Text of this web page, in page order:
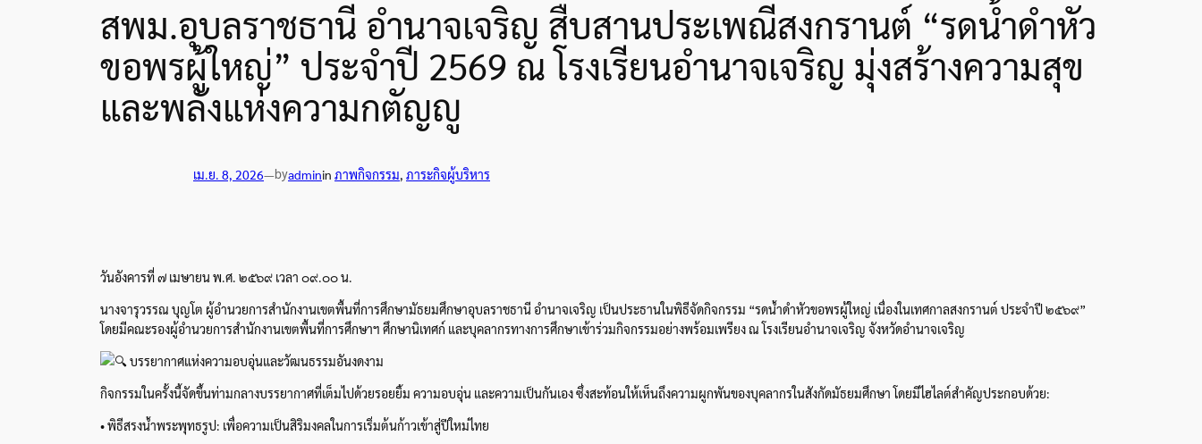
สพม.อุบลราชธานี อำนาจเจริญ สืบสานประเพณีสงกรานต์ “รดน้ำดำหัว
ขอพรผู้ใหญ่” ประจำปี 2569 ณ โรงเรียนอำนาจเจริญ มุ่งสร้างความสุข
และพลังแห่งความกตัญญู
เม.ย. 8, 2026—byadminin ภาพกิจกรรม, ภาระกิจผู้บริหาร
วันอังคารที่ ๗ เมษายน พ.ศ. ๒๕๖๙ เวลา ๐๙.๐๐ น.
นางจารุวรรณ บุญโต ผู้อำนวยการสำนักงานเขตพื้นที่การศึกษามัธยมศึกษาอุบลราชธานี อำนาจเจริญ เป็นประธานในพิธีจัดกิจกรรม “รดน้ำดำหัวขอพรผู้ใหญ่ เนื่องในเทศกาลสงกรานต์ ประจำปี ๒๕๖๙”
โดยมีคณะรองผู้อำนวยการสำนักงานเขตพื้นที่การศึกษาฯ ศึกษานิเทศก์ และบุคลากรทางการศึกษาเข้าร่วมกิจกรรมอย่างพร้อมเพรียง ณ โรงเรียนอำนาจเจริญ จังหวัดอำนาจเจริญ
บรรยากาศแห่งความอบอุ่นและวัฒนธรรมอันงดงาม
กิจกรรมในครั้งนี้จัดขึ้นท่ามกลางบรรยากาศที่เต็มไปด้วยรอยยิ้ม ความอบอุ่น และความเป็นกันเอง ซึ่งสะท้อนให้เห็นถึงความผูกพันของบุคลากรในสังกัดมัธยมศึกษา โดยมีไฮไลต์สำคัญประกอบด้วย:
• พิธีสรงน้ำพระพุทธรูป: เพื่อความเป็นสิริมงคลในการเริ่มต้นก้าวเข้าสู่ปีใหม่ไทย